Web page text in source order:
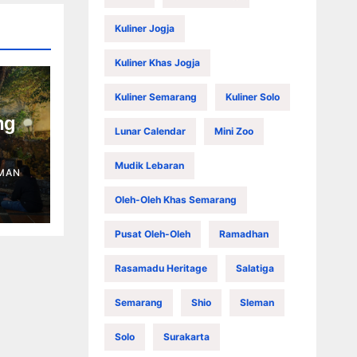
Kuliner Jogja
Kuliner Khas Jogja
Kuliner Semarang Kuliner Solo
Lunar Calendar Mini Zoo
Mudik Lebaran
Oleh-Oleh Khas Semarang
Pusat Oleh-Oleh Ramadhan
Rasamadu Heritage Salatiga
Semarang Shio Sleman
Solo Surakarta